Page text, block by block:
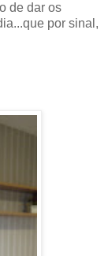
de dar os
por sinal,